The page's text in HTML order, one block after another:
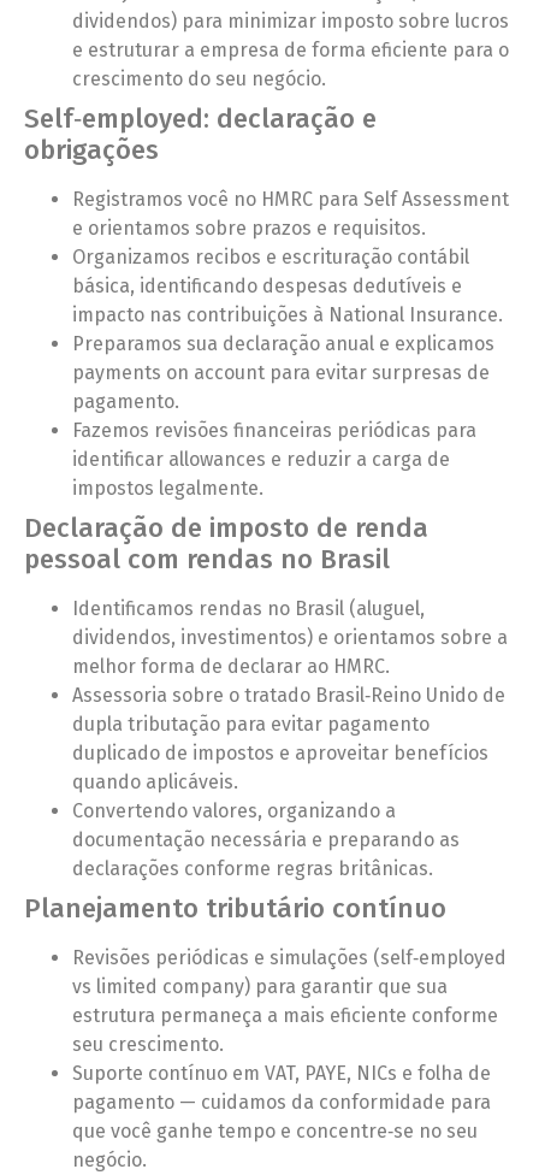
dividendos) para minimizar imposto sobre lucros
e estruturar a empresa de forma eficiente para o
crescimento do seu negócio.
Self‑employed: declaração e
obrigações
Registramos você no HMRC para Self Assessment
e orientamos sobre prazos e requisitos.
Organizamos recibos e escrituração contábil
básica, identificando despesas dedutíveis e
impacto nas contribuições à National Insurance.
Preparamos sua declaração anual e explicamos
payments on account para evitar surpresas de
pagamento.
Fazemos revisões financeiras periódicas para
identificar allowances e reduzir a carga de
impostos legalmente.
Declaração de imposto de renda
pessoal com rendas no Brasil
Identificamos rendas no Brasil (aluguel,
dividendos, investimentos) e orientamos sobre a
melhor forma de declarar ao HMRC.
Assessoria sobre o tratado Brasil‑Reino Unido de
dupla tributação para evitar pagamento
duplicado de impostos e aproveitar benefícios
quando aplicáveis.
Convertendo valores, organizando a
documentação necessária e preparando as
declarações conforme regras britânicas.
Planejamento tributário contínuo
Revisões periódicas e simulações (self‑employed
vs limited company) para garantir que sua
estrutura permaneça a mais eficiente conforme
seu crescimento.
Suporte contínuo em VAT, PAYE, NICs e folha de
pagamento — cuidamos da conformidade para
que você ganhe tempo e concentre‑se no seu
negócio.